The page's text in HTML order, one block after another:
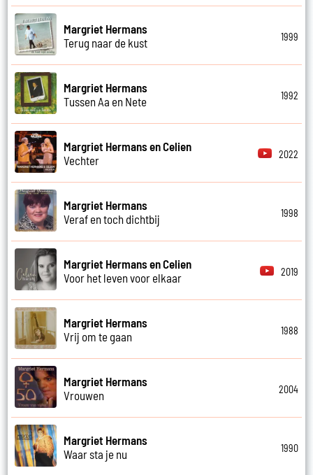
Margriet Hermans
Terug naar de kust
1999
Margriet Hermans
Tussen Aa en Nete
1992
Margriet Hermans en Celien
Vechter
2022
Margriet Hermans
Veraf en toch dichtbij
1998
Margriet Hermans en Celien
Voor het leven voor elkaar
2019
Margriet Hermans
Vrij om te gaan
1988
Margriet Hermans
Vrouwen
2004
Margriet Hermans
Waar sta je nu
1990